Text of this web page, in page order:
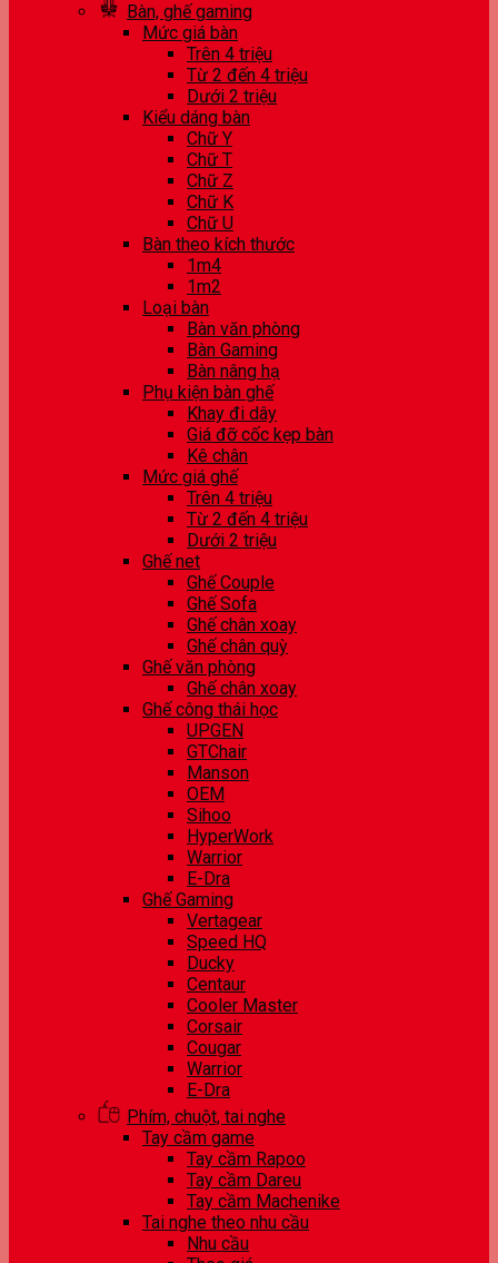
Bàn, ghế gaming
Mức giá bàn
Trên 4 triệu
Từ 2 đến 4 triệu
Dưới 2 triệu
Kiểu dáng bàn
Chữ Y
Chữ T
Chữ Z
Chữ K
Chữ U
Bàn theo kích thước
1m4
1m2
Loại bàn
Bàn văn phòng
Bàn Gaming
Bàn nâng hạ
Phụ kiện bàn ghế
Khay đi dây
Giá đỡ cốc kẹp bàn
Kê chân
Mức giá ghế
Trên 4 triệu
Từ 2 đến 4 triệu
Dưới 2 triệu
Ghế net
Ghế Couple
Ghế Sofa
Ghế chân xoay
Ghế chân quỳ
Ghế văn phòng
Ghế chân xoay
Ghế công thái học
UPGEN
GTChair
Manson
OEM
Sihoo
HyperWork
Warrior
E-Dra
Ghế Gaming
Vertagear
Speed HQ
Ducky
Centaur
Cooler Master
Corsair
Cougar
Warrior
E-Dra
Phím, chuột, tai nghe
Tay cầm game
Tay cầm Rapoo
Tay cầm Dareu
Tay cầm Machenike
Tai nghe theo nhu cầu
Nhu cầu